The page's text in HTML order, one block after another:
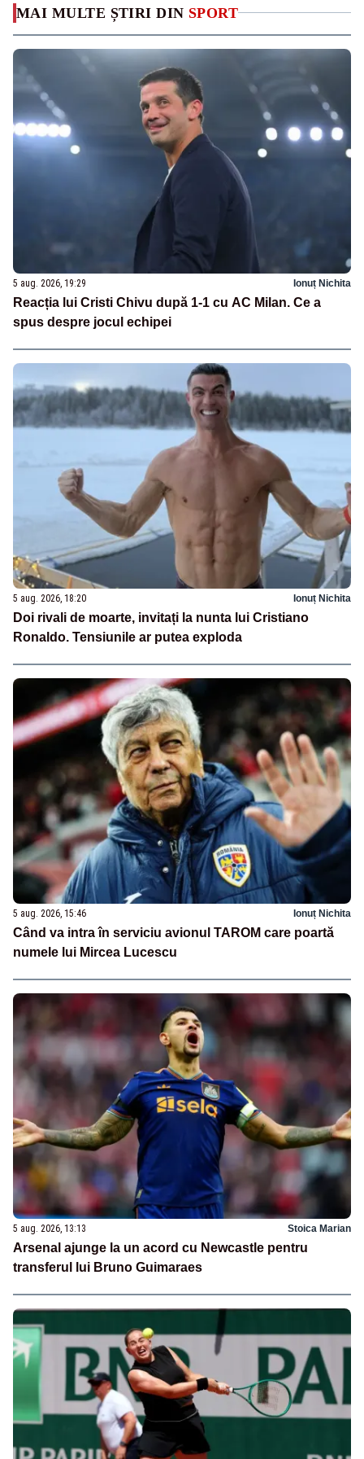
MAI MULTE ȘTIRI DIN SPORT
5 aug. 2026, 19:29 Ionuț Nichita
Reacția lui Cristi Chivu după 1-1 cu AC Milan. Ce a
spus despre jocul echipei
5 aug. 2026, 18:20 Ionuț Nichita
Doi rivali de moarte, invitați la nunta lui Cristiano
Ronaldo. Tensiunile ar putea exploda
5 aug. 2026, 15:46 Ionuț Nichita
Când va intra în serviciu avionul TAROM care poartă
numele lui Mircea Lucescu
5 aug. 2026, 13:13 Stoica Marian
Arsenal ajunge la un acord cu Newcastle pentru
transferul lui Bruno Guimaraes